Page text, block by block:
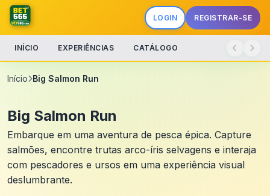
LOGIN REGISTRAR-SE
INÍCIO EXPERIÊNCIAS CATÁLOGO
Início Big Salmon Run
Big Salmon Run
Embarque em uma aventura de pesca épica. Capture
salmões, encontre trutas arco-íris selvagens e interaja
com pescadores e ursos em uma experiência visual
deslumbrante.